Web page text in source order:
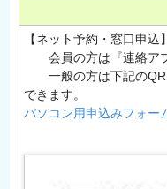
【ネット予約・窓口申
会員の方は『連絡アプ
一般の方は下記のQR
できます。
パソコン用申込みフォー